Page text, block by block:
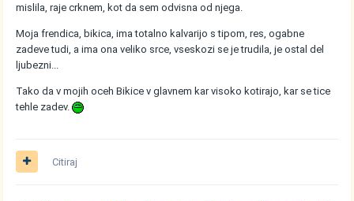
mislila, raje crknem, kot da sem odvisna od njega.
Moja frendica, bikica, ima totalno kalvarijo s tipom, res, ogabne
zadeve tudi, a ima ona veliko srce, vseskozi se je trudila, je ostal del
ljubezni...
Tako da v mojih oceh Bikice v glavnem kar visoko kotirajo, kar se tice
tehle zadev.
Citiraj